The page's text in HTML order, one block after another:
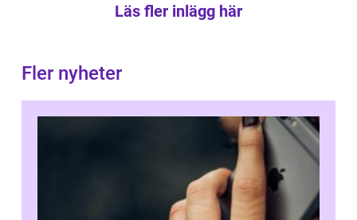
Läs fler inlägg här
Fler nyheter